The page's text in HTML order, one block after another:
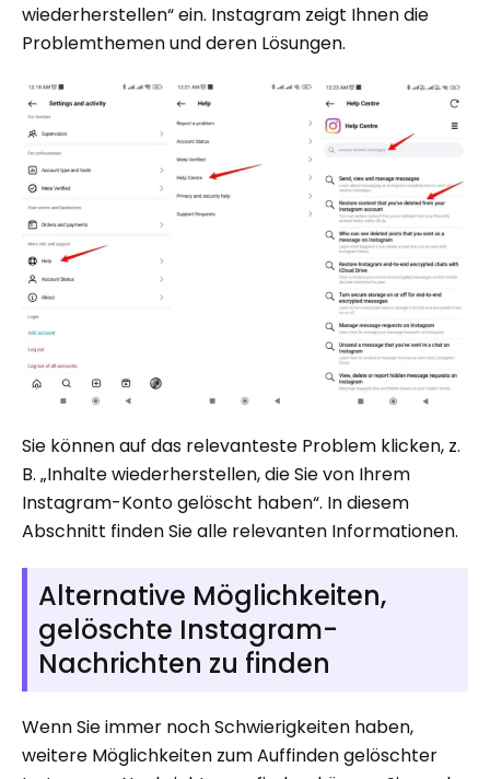
wiederherstellen“ ein. Instagram zeigt Ihnen die
Problemthemen und deren Lösungen.
Sie können auf das relevanteste Problem klicken, z.
B. „Inhalte wiederherstellen, die Sie von Ihrem
Instagram-Konto gelöscht haben“. In diesem
Abschnitt finden Sie alle relevanten Informationen.
Alternative Möglichkeiten,
gelöschte Instagram-
Nachrichten zu finden
Wenn Sie immer noch Schwierigkeiten haben,
weitere Möglichkeiten zum Auffinden gelöschter